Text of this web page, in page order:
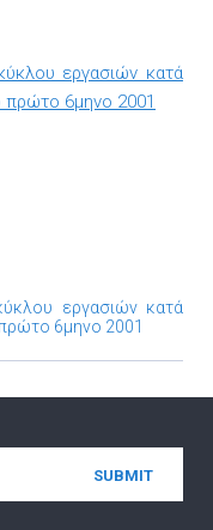
εργασιών κατά
πρώτο 6μηνο 2001
εργασιών κατά
6μηνο 2001